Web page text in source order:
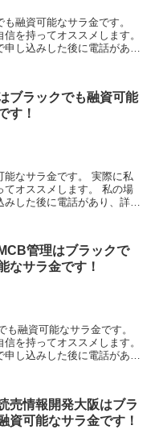
融資可能なサラ金です。
を持ってオススメします。
し込みした後に電話があ
ブラックでも融資可能
す！
能なサラ金です。 実際に私
てオススメします。 私の場
した後に電話があり、詳細
管理はブラックで
なサラ金です！
融資可能なサラ金です。
を持ってオススメします。
し込みした後に電話があ
売情報開発大阪はブラ
資可能なサラ金です！